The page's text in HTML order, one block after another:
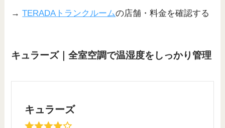
→TERADAトランクルームの店舗・料金を確認する
キュラーズ｜全室空調で温湿度をしっかり管理
キュラーズ